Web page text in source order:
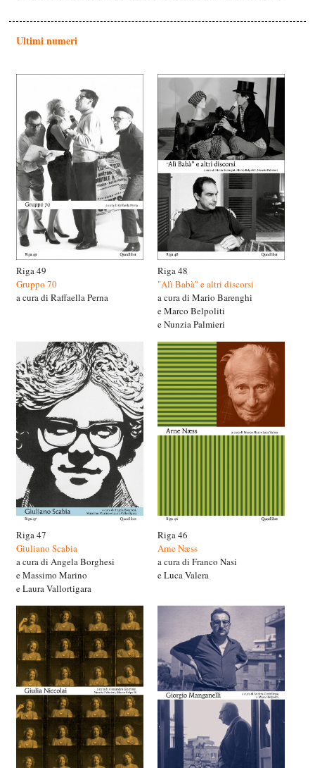
Ultimi numeri
Riga 49
Gruppo 70
a cura di Raffaella Perna
Riga 48
"Alì Babà" e altri discorsi
a cura di Mario Barenghi
e Marco Belpoliti
e Nunzia Palmieri
Riga 47
Giuliano Scabia
a cura di Angela Borghesi
e Massimo Marino
e Laura Vallortigara
Riga 46
Arne Næss
a cura di Franco Nasi
e Luca Valera